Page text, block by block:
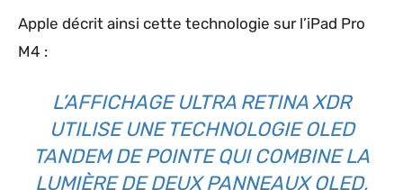
Apple décrit ainsi cette technologie sur l’iPad Pro
M4 :
L’AFFICHAGE ULTRA RETINA XDR
UTILISE UNE TECHNOLOGIE OLED
TANDEM DE POINTE QUI COMBINE LA
LUMIÈRE DE DEUX PANNEAUX OLED,